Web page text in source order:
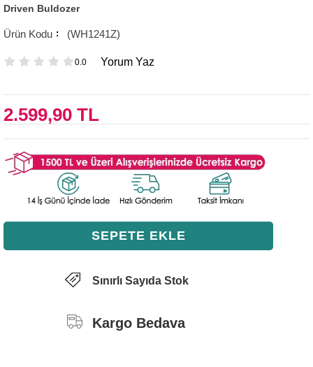
Driven Buldozer
(WH1241Z)
0.0 Yorum Yaz
2.599,90 TL
Sınırlı Sayıda Stok
Kargo Bedava